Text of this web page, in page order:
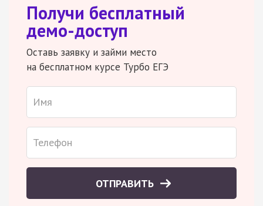
Получи бесплатный
демо-доступ
Оставь заявку и займи место
на бесплатном курсе Турбо ЕГЭ
ОТПРАВИТЬ